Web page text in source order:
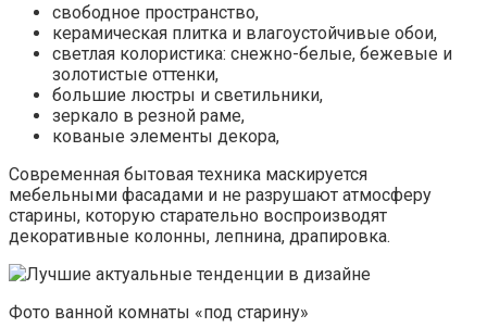
свободное пространство,
керамическая плитка и влагоустойчивые обои,
светлая колористика: снежно-белые, бежевые и
золотистые оттенки,
большие люстры и светильники,
зеркало в резной раме,
кованые элементы декора,
Современная бытовая техника маскируется
мебельными фасадами и не разрушают атмосферу
старины, которую старательно воспроизводят
декоративные колонны, лепнина, драпировка.
Фото ванной комнаты «под старину»